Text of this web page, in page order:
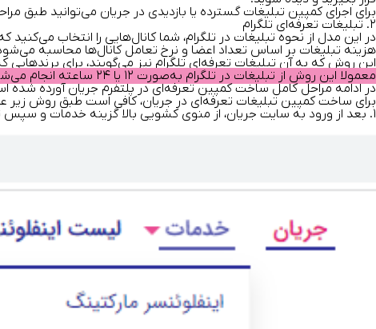
برای اجرای کمپین تبلیغات گسترده یا بازدیدی در جریان می‌توانید
۲. تبلیغات تعرفه‌ای تلگرام
در این مدل از نحوه تبلیغات در تلگرام، شما کانال‌هایی را انتخاب
هزینه تبلیغات بر اساس تعداد اعضا و نرخ تعامل کانال‌ها محاسبه
این روش که به آن تبلیغات تعرفه‌ای تلگرام نیز می‌گویند، برای
معمولا این روش از تبلیغات در تلگرام به‌صورت ۱۲ یا ۲۴ ساعته انجام می‌شود و بعضی از کانال‌ها که بازدید شبانهٔ خوبی دارند، پست تبلیغاتی شما را به‌صورت شبانه در کانال خود قرار می‌دهند.
در ادامه مراحل کامل ساخت کمپین تعرفه‌ای در پلتفرم جریان آورده شده
برای ساخت کمپین تبلیغات تعرفه‌ای در جریان، کافی است طبق روش زیر
۱. بعد از ورود به سایت جریان، از منوی کشویی بالا گزینه خدمات و سپس تبلیغات در تلگرام را انتخاب کنید.